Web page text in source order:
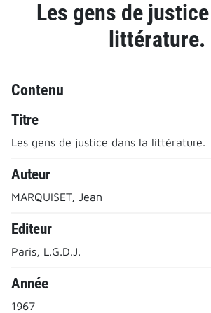
Les gens de
littérature.
Contenu
Titre
Les gens de justice dans la littérature.
Auteur
MARQUISET, Jean
Editeur
Paris, L.G.D.J.
Année
1967